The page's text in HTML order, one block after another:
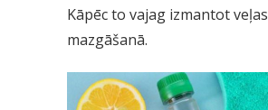
Kāpēc to vajag izmantot veļas
mazgāšanā.